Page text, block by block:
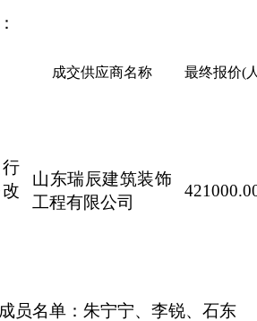
成交供应商名称 最终报价(
山东瑞辰建筑装饰
工程有限公司
员名单：朱宁宁、李锐、石东